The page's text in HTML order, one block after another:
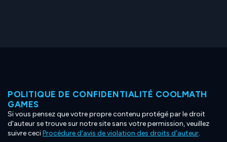
POLITIQUE DE CONFIDENTIALITÉ COOLMATH
GAMES
Si vous pensez que votre propre contenu protégé par le droit
d'auteur se trouve sur notre site sans votre permission, veuillez
suivre ceciProcédure d'avis de violation des droits d'auteur.